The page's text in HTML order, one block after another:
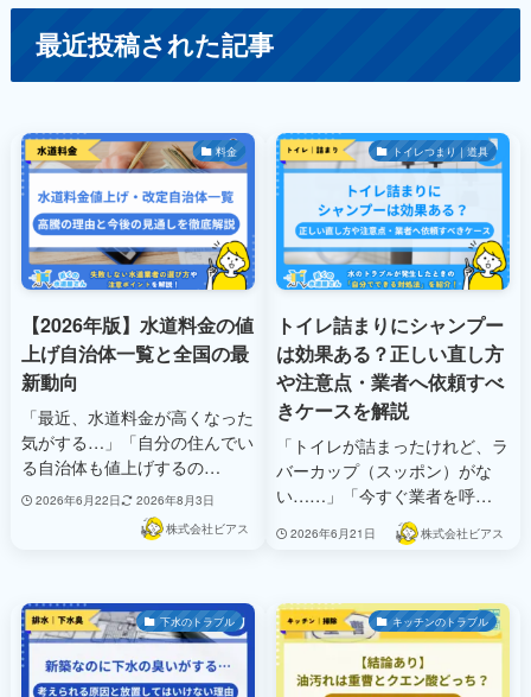
最近投稿された記事
料金
【2026年版】水道料金の値
上げ自治体一覧と全国の最
新動向
「最近、水道料金が高くなった
気がする…」「自分の住んでい
る自治体も値上げするの…
2026年6月22日
2026年8月3日
株式会社ビアス
トイレつまり｜道具
トイレ詰まりにシャンプー
は効果ある？正しい直し方
や注意点・業者へ依頼すべ
きケースを解説
「トイレが詰まったけれど、ラ
バーカップ（スッポン）がな
い……」「今すぐ業者を呼…
2026年6月21日 株式会社ビアス
下水のトラブル キッチンのトラブル